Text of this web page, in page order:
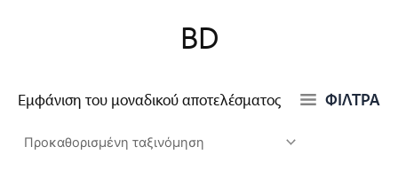
BD
Εμφάνιση του μοναδικού αποτελέσματος ΦΙΛΤΡΑ